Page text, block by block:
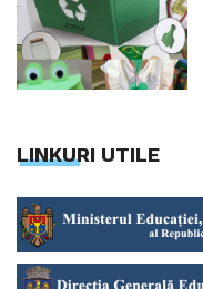
LINKURI UTILE